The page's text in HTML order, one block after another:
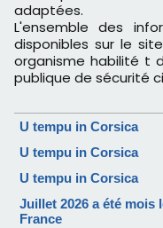
adaptées.
L'ensemble des
disponibles sur le
organisme habilité t
publique de sécurité
U tempu in Corsica
U tempu in Corsica
U tempu in Corsica
Juillet 2026 a été mois
France